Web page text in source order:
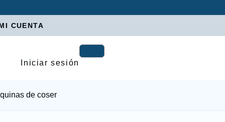
CUENTA
Iniciar sesión
de coser